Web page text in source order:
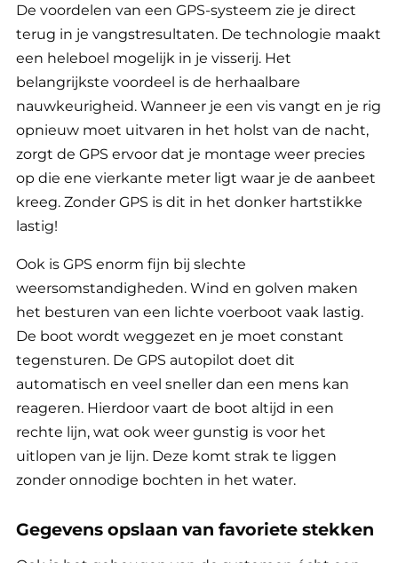
De voordelen van een GPS-systeem zie je direct
terug in je vangstresultaten. De technologie maakt
een heleboel mogelijk in je visserij. Het
belangrijkste voordeel is de herhaalbare
nauwkeurigheid. Wanneer je een vis vangt en je rig
opnieuw moet uitvaren in het holst van de nacht,
zorgt de GPS ervoor dat je montage weer precies
op die ene vierkante meter ligt waar je de aanbeet
kreeg. Zonder GPS is dit in het donker hartstikke
lastig!
Ook is GPS enorm fijn bij slechte
weersomstandigheden. Wind en golven maken
het besturen van een lichte voerboot vaak lastig.
De boot wordt weggezet en je moet constant
tegensturen. De GPS autopilot doet dit
automatisch en veel sneller dan een mens kan
reageren. Hierdoor vaart de boot altijd in een
rechte lijn, wat ook weer gunstig is voor het
uitlopen van je lijn. Deze komt strak te liggen
zonder onnodige bochten in het water.
Gegevens opslaan van favoriete stekken